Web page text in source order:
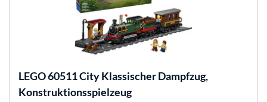
LEGO60511 City Klassischer Dampfzug,
Konstruktionsspielzeug